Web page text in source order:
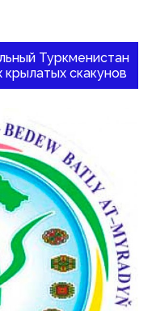
Туркменистан
скакунов